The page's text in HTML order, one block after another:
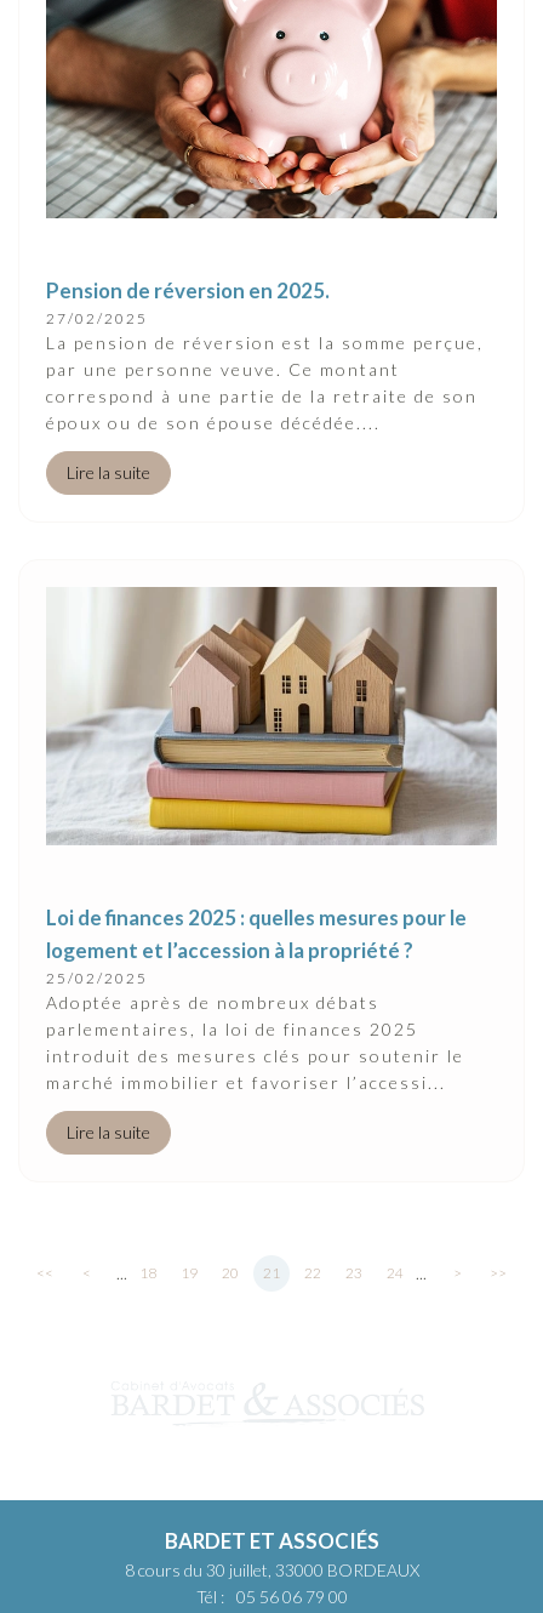
Pension de réversion en 2025.
27/02/2025
La pension de réversion est la somme perçue,
par une personne veuve. Ce montant
correspond à une partie de la retraite de son
époux ou de son épouse décédée....
Lire la suite
Loi de finances 2025 : quelles mesures pour le
logement et l’accession à la propriété ?
25/02/2025
Adoptée après de nombreux débats
parlementaires, la loi de finances 2025
introduit des mesures clés pour soutenir le
marché immobilier et favoriser l’accessi...
Lire la suite
<< < ... 18 19 20 21 22 23 24 ... > >>
BARDET ET ASSOCIÉS
8 cours du 30 juillet, 33000 BORDEAUX
Tél : 05 56 06 79 00